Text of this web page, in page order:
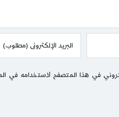
في هذا المتصفح لاستخدامه في